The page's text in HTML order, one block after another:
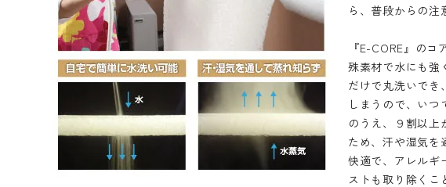
ら、普段からの注
『E-CORE』の
殊素材で水にも強
だけで丸洗いでき
しまうので、いつ
のうえ、９割以上
ため、汗や湿気を
快適で、アレルギ
ストも取り除くこ